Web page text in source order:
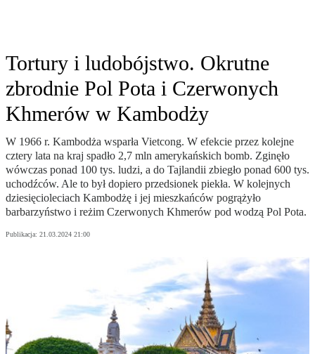
Tortury i ludobójstwo. Okrutne
zbrodnie Pol Pota i Czerwonych
Khmerów w Kambodży
W 1966 r. Kambodża wsparła Vietcong. W efekcie przez kolejne
cztery lata na kraj spadło 2,7 mln amerykańskich bomb. Zginęło
wówczas ponad 100 tys. ludzi, a do Tajlandii zbiegło ponad 600 tys.
uchodźców. Ale to był dopiero przedsionek piekła. W kolejnych
dziesięcioleciach Kambodżę i jej mieszkańców pogrążyło
barbarzyństwo i reżim Czerwonych Khmerów pod wodzą Pol Pota.
Publikacja: 21.03.2024 21:00